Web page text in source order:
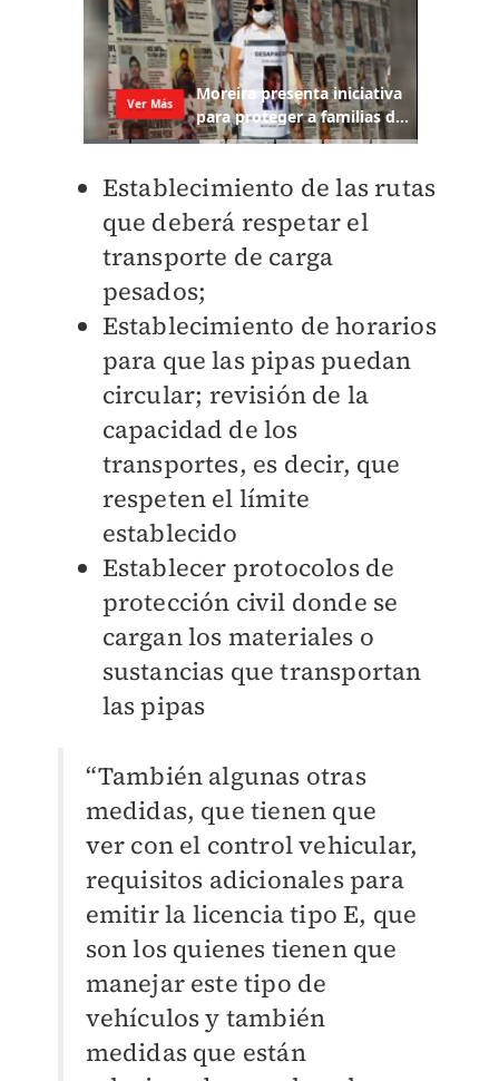
⁠Establecimiento de las rutas
que deberá respetar el
transporte de carga
pesados;
Establecimiento de horarios
para que las pipas puedan
circular; revisión de la
capacidad de los
transportes, es decir, que
respeten el límite
establecido
Establecer ⁠protocolos de
protección civil donde se
cargan los materiales o
sustancias que transportan
las pipas
“También algunas otras
medidas, que tienen que
ver con el control vehicular,
requisitos adicionales para
emitir la licencia tipo E, que
son los quienes tienen que
manejar este tipo de
vehículos y también
medidas que están